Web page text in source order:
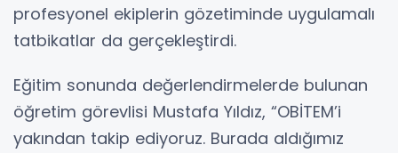
profesyonel ekiplerin gözetiminde uygulamalı
tatbikatlar da gerçekleştirdi.
Eğitim sonunda değerlendirmelerde bulunan
öğretim görevlisi Mustafa Yıldız, “OBİTEM’i
yakından takip ediyoruz. Burada aldığımız